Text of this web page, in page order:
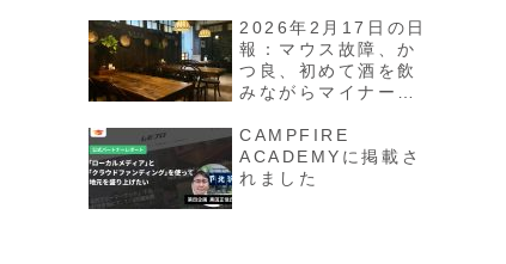
ックを日本へ』プロ
ジェクトが3月26日
からスタート
2026年2月17日の日
報：マウス故障、か
つ良、初めて酒を飲
みながらマイナーガ
CAMPFIRE
ACADEMYに掲載さ
れました